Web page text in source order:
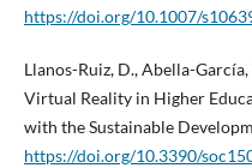
https://doi.org/10.1007/
Llanos-Ruiz, D., Abella-
Virtual Reality in Higher
with the Sustainable
https://doi.org/10.3390/